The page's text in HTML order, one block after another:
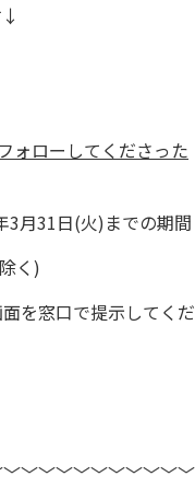
ォローしてくださった
月31日(火)までの期間
く)
を窓口で提示してくだ